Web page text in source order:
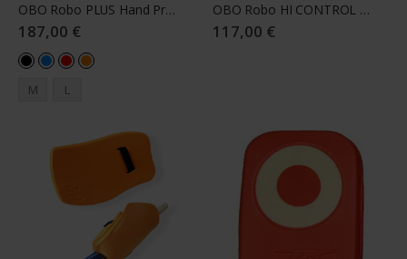
OBO Robo PLUS Hand Protector Right
187,00 €
M L
OBO Robo HI CONTROL Hand Protector Right Black
117,00 €